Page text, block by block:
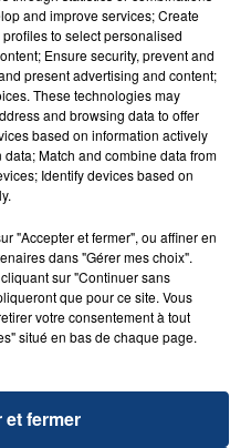
: UNE FEMME ET
ET LA...
le feu après avoir
bébé de trois mois
RESSORT DE LA...
and improve services; Create
to select personalised
Ensure security, prevent and
present advertising and content;
These technologies may
and browsing data to offer
based on information actively
Match and combine data from
Identify devices based on
"Accepter et fermer", ou affiner en
dans "Gérer mes choix".
sur "Continuer sans
que pour ce site. Vous
votre consentement à tout
situé en bas de chaque page.
et fermer